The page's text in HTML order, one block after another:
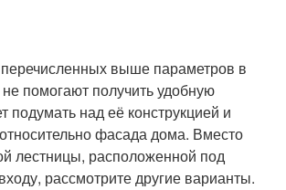
выше параметров в
помогают получить удобную
подумать над её конструкцией и
фасада дома. Вместо
лестницы, расположенной под
рассмотрите другие варианты.